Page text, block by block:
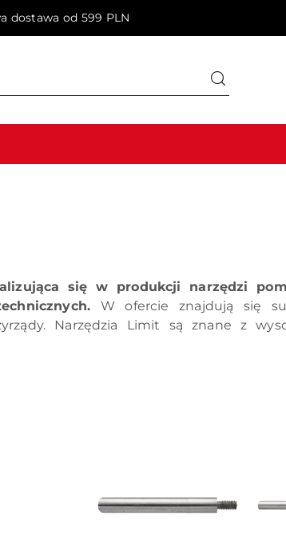
dostawa od 599 PLN
się w produkcji narzędzi
W ofercie znajdują się
Narzędzia Limit są znane z